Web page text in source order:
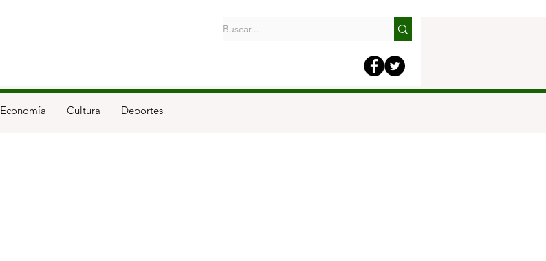
Economía Cultura Deportes